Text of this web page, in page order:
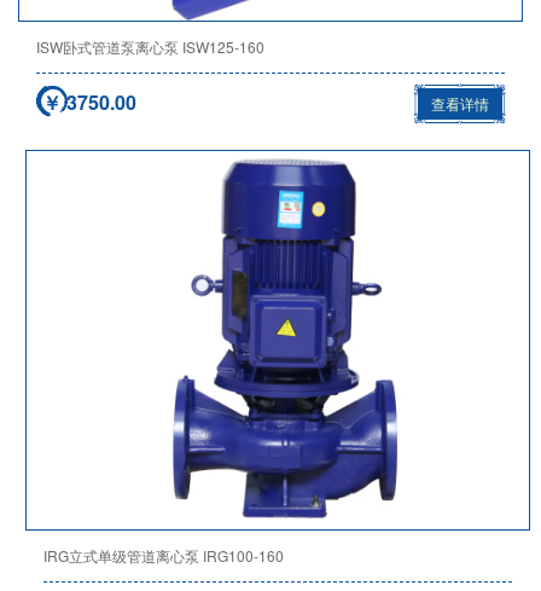
ISW卧式管道泵离心泵 ISW125-160
￥ 3750.00 查看详情
IRG立式单级管道离心泵 IRG100-160